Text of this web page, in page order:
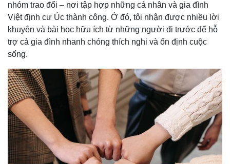
nhóm trao đổi – nơi tập hợp những cá nhân và gia đình
Việt định cư Úc thành công. Ở đó, tôi nhận được nhiều lời
khuyên và bài học hữu ích từ những người đi trước để hỗ
trợ cả gia đình nhanh chóng thích nghi và ổn định cuộc
sống.